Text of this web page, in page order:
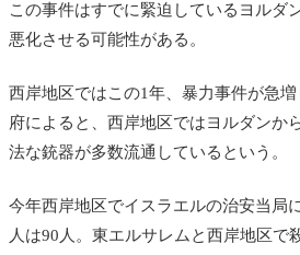
この事件はすでに緊迫しているヨルダ
悪化させる可能性がある。
西岸地区ではこの1年、暴力事件が急
府によると、西岸地区ではヨルダンか
法な銃器が多数流通しているという。
今年西岸地区でイスラエルの治安当局
人は90人。 東エルサレムと西岸地区で